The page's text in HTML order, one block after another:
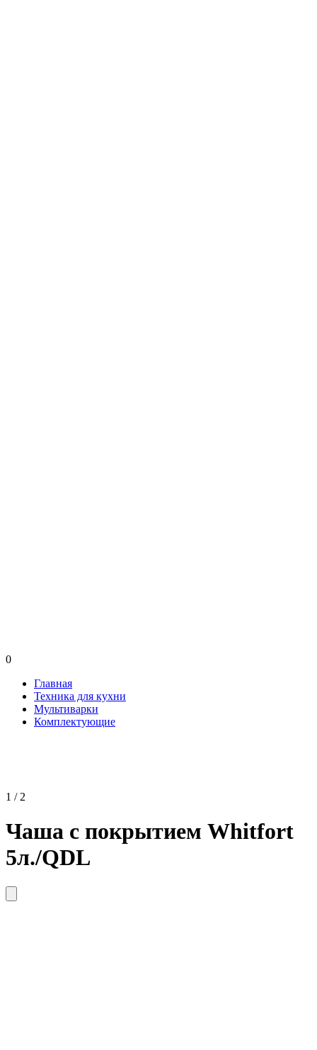
0
Главная
Техника для кухни
Мультиварки
Комплектующие
1 / 2
Чaшa c покрытием Whitfort
5л./QDL